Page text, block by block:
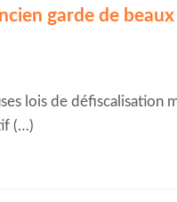
garde de
lois de défiscalisation
(…)